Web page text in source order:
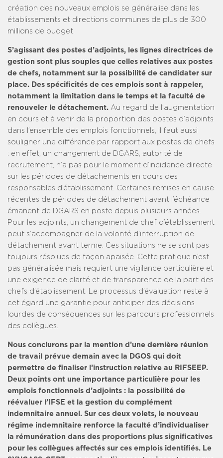
création des nouveaux emplois se généralise dans les
établissements et directions communes de plus de 300
millions de budget.
S’agissant des postes d’adjoints, les lignes directrices de
gestion sont plus souples que celles relatives aux postes
de chefs, notamment sur la possibilité de candidater sur
place. Des spécificités de ces emplois sont à rappeler,
notamment la limitation dans le temps et la faculté de
renouveler le détachement. Au regard de l’augmentation
en cours et à venir de la proportion des postes d’adjoints
dans l’ensemble des emplois fonctionnels, il faut aussi
souligner une différence par rapport aux postes de chefs
: en effet, un changement de DGARS, autorité de
recrutement, n’a pas pour le moment d’incidence directe
sur les périodes de détachements en cours des
responsables d’établissement. Certaines remises en cause
récentes de périodes de détachement avant l’échéance
émanent de DGARS en poste depuis plusieurs années.
Pour les adjoints, un changement de chef d’établissement
peut s’accompagner de la volonté d’interruption de
détachement avant terme. Ces situations ne se sont pas
toujours résolues de façon apaisée. Cette pratique n’est
pas généralisée mais requiert une vigilance particulière et
une exigence de clarté et de transparence de la part des
chefs d’établissement. Le processus d’évaluation reste à
cet égard une garantie pour anticiper des décisions
lourdes de conséquences sur les parcours professionnels
des collègues.
Nous conclurons par la mention d’une dernière réunion
de travail prévue demain avec la DGOS qui doit
permettre de finaliser l’instruction relative au RIFSEEP.
Deux points ont une importance particulière pour les
emplois fonctionnels d’adjoints : la possibilité de
réévaluer l’IFSE et la gestion du complément
indemnitaire annuel. Sur ces deux volets, le nouveau
régime indemnitaire renforce la faculté d’individualiser
la rémunération dans des proportions plus significatives
pour les collègues affectés sur ces emplois identifiés. Le